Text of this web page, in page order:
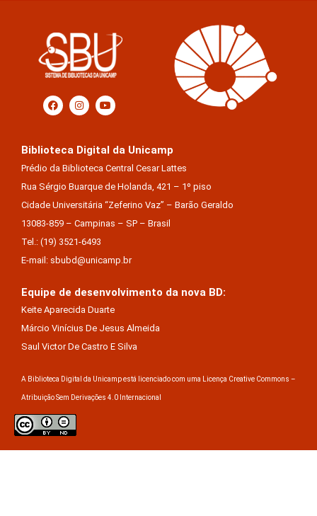
Biblioteca Digital da Unicamp
Prédio da Biblioteca Central Cesar Lattes
Rua Sérgio Buarque de Holanda, 421 – 1º piso
Cidade Universitária “Zeferino Vaz” – Barão Geraldo
13083-859 – Campinas – SP – Brasil
Tel.: (19) 3521-6493
E-mail: sbubd@unicamp.br
Equipe de desenvolvimento da nova BD:
Keite Aparecida Duarte
Márcio Vinícius De Jesus Almeida
Saul Victor De Castro E Silva
A Biblioteca Digital da Unicamp está licenciado com uma Licença Creative Commons –
Atribuição Sem Derivações 4.0 Internacional